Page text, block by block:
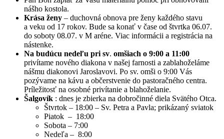
nášho kostola.
Krása ženy – duchovná obnova pre ženy každého stavu
a veku od 17 rokov. Bude sa konať v čase od štvrtka 06.07.
do soboty 08.07. v M aréne. Viac informácii a registrácia na
nástenke.
Na budúcu nedeľu pri sv. omšiach o 9:00 a 11:00
privítame nového diakona v našej farnosti a zablahoželáme
nášmu diakonovi Jaroslavovi. Po sv. omši o 9:00 Vás
pozývame na kávu a občerstvenie do pastoračného centra.
Príležitosť na osobné privítanie a blahoželanie.
Šalgovík : dnes je zbierka na dobročinné diela Svätého Otca.
Štvrtok – 18:00 – Sv. Petra a Pavla; prikázaný sviatok
Piatok – 18:00
Sobota – 7:00
Nedeľa – 8:00